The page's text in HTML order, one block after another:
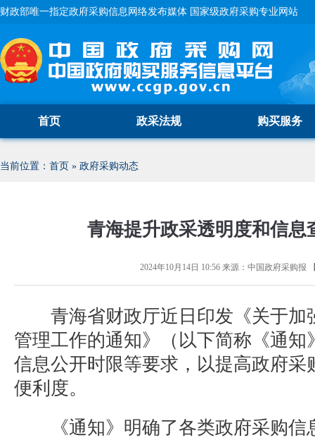
财政部唯一指定政府采购信息网络发布媒体 国家级政府采购专业网站
首页 政采法规 购买服务
当前位置： 首页 » 政府采购动态
青海提升政采透明度和信息
2024年10月14日 10:56来源： 中国政府采购报
青海省财政厅近日印发《关于加
管理工作的通知》（以下简称《通知
信息公开时限等要求，以提高政府采
便利度。
《通知》明确了各类政府采购信